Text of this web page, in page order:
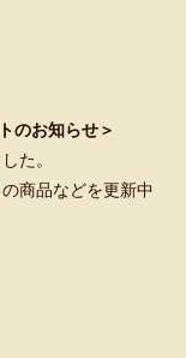
のお知らせ＞
た。
商品などを更新中